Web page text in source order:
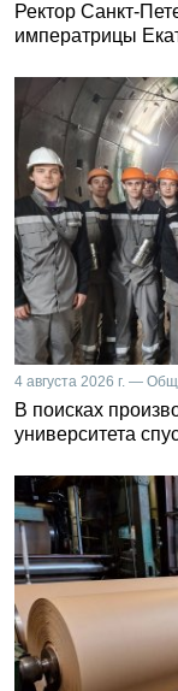
Ректор Санкт-
императрицы
4 августа 2026 г. —
В поисках
университета